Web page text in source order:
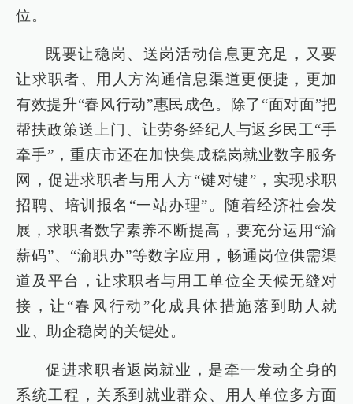
位。
既要让稳岗、送岗活动信息更充足，又要
让求职者、用人方沟通信息渠道更便捷，更加
有效提升“春风行动”惠民成色。除了“面对面”把
帮扶政策送上门、让劳务经纪人与返乡民工“手
牵手”，重庆市还在加快集成稳岗就业数字服务
网，促进求职者与用人方“键对键”，实现求职
招聘、培训报名“一站办理”。随着经济社会发
展，求职者数字素养不断提高，要充分运用“渝
薪码”、“渝职办”等数字应用，畅通岗位供需渠
道及平台，让求职者与用工单位全天候无缝对
接，让“春风行动”化成具体措施落到助人就
业、助企稳岗的关键处。
促进求职者返岗就业，是牵一发动全身的
系统工程，关系到就业群众、用人单位多方面